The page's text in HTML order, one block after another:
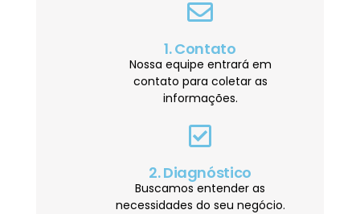
1. Contato
Nossa equipe entrará em
contato para coletar as
informações.
2. Diagnóstico
Buscamos entender as
necessidades do seu negócio.